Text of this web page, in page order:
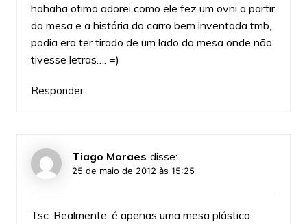
hahaha otimo adorei como ele fez um ovni a partir
da mesa e a história do carro bem inventada tmb,
podia era ter tirado de um lado da mesa onde não
tivesse letras…. =)
Responder
Tiago Moraes disse:
25 de maio de 2012 às 15:25
Tsc. Realmente, é apenas uma mesa plástica